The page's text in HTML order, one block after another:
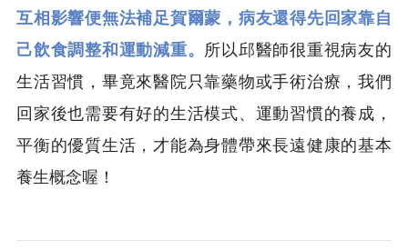
互相影響便無法補足賀爾蒙，病友還得先回家靠自
己飲食調整和運動減重。 所以邱醫師很重視病友的
生活習慣，畢竟來醫院只靠藥物或手術治療，我們
回家後也需要有好的生活模式、運動習慣的養成，
平衡的優質生活，才能為身體帶來長遠健康的基本
養生概念喔！